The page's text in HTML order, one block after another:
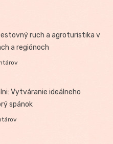
ruch a agroturistika v
a regiónoch
Vytváranie ideálneho
spánok